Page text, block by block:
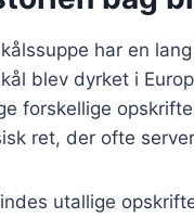
har en
blev dyrket i
forskellige
ret, der ofte
utallige